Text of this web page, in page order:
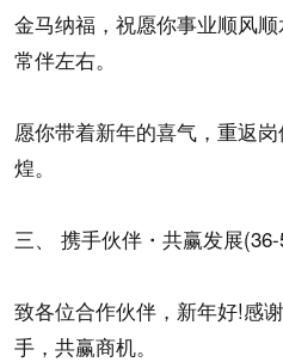
金马纳福，祝愿你事业顺风
常伴左右。
愿你带着新年的喜气，重返
煌。
三、 携手伙伴・共赢发展
致各位合作伙伴，新年好!感
手，共赢商机。